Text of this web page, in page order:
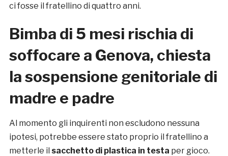
ci fosse il fratellino di quattro anni.
Bimba di 5 mesi rischia di
soffocare a Genova, chiesta
la sospensione genitoriale di
madre e padre
Al momento gli inquirenti non escludono nessuna
ipotesi, potrebbe essere stato proprio il fratellino a
metterle il sacchetto di plastica in testa per gioco.